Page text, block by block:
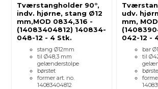
Tværstangholder 90°,
indv. hjørne, stang Ø12
mm,MOD 0834,316 -
(14083404812) 140834-
048-12 - 4 Stk.
stang Ø12mm
til Ø48,3 mm
gelænderstolpe
børstet
former art. no.
14083404812
udv.
mm,
042-12 -
bar
til